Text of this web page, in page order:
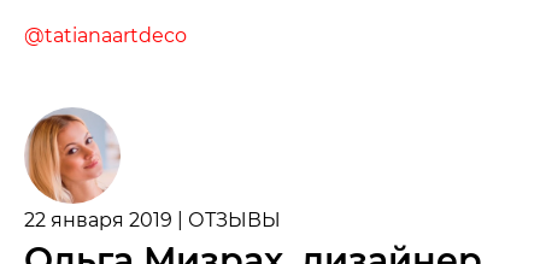
@tatianaartdeco
22 января 2019 | ОТЗЫВЫ